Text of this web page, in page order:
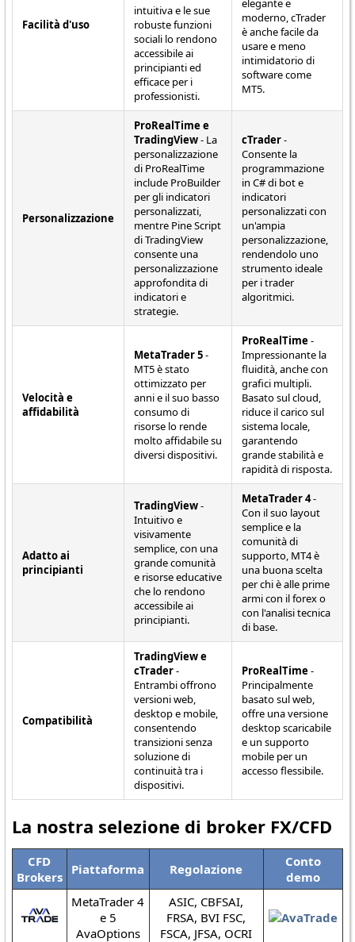
Facilità d'uso
intuitiva e le sue
robuste funzioni
sociali lo rendono
accessibile ai
principianti ed
efficace per i
professionisti.
elegante e
moderno, cTrader
è anche facile da
usare e meno
intimidatorio di
software come
MT5.
Personalizzazione
ProRealTime e
TradingView- La
personalizzazione
di ProRealTime
include ProBuilder
per gli indicatori
personalizzati,
mentre Pine Script
di TradingView
consente una
personalizzazione
approfondita di
indicatori e
strategie.
cTrader-
Consente la
programmazione
in C# di bot e
indicatori
personalizzati con
un'ampia
personalizzazione,
rendendolo uno
strumento ideale
per i trader
algoritmici.
Velocità e
affidabilità
MetaTrader 5-
MT5 è stato
ottimizzato per
anni e il suo basso
consumo di
risorse lo rende
molto affidabile su
diversi dispositivi.
ProRealTime-
Impressionante la
fluidità, anche con
grafici multipli.
Basato sul cloud,
riduce il carico sul
sistema locale,
garantendo
grande stabilità e
rapidità di risposta.
Adatto ai
principianti
TradingView-
Intuitivo e
visivamente
semplice, con una
grande comunità
e risorse educative
che lo rendono
accessibile ai
principianti.
MetaTrader 4-
Con il suo layout
semplice e la
comunità di
supporto, MT4 è
una buona scelta
per chi è alle prime
armi con il forex o
con l'analisi tecnica
di base.
Compatibilità
TradingView e
cTrader-
Entrambi offrono
versioni web,
desktop e mobile,
consentendo
transizioni senza
soluzione di
continuità tra i
dispositivi.
ProRealTime-
Principalmente
basato sul web,
offre una versione
desktop scaricabile
e un supporto
mobile per un
accesso flessibile.
La nostra selezione di broker FX/CFD
CFD
Brokers
Piattaforma Regolazione
Conto
demo
MetaTrader 4
e 5
AvaOptions
ASIC, CBFSAI,
FRSA, BVI FSC,
FSCA, JFSA, OCRI